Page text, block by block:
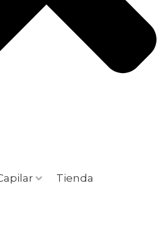
Tienda